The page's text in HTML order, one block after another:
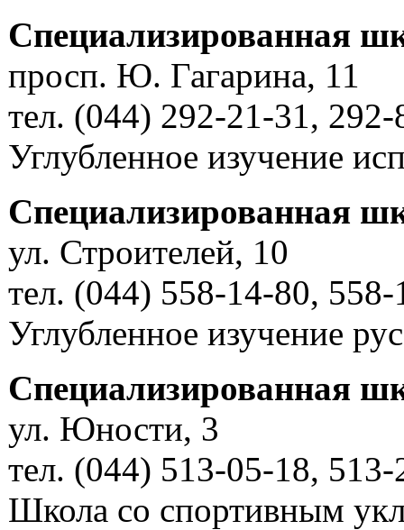
Специализированная
просп. Ю. Гагарина, 11
тел. (044) 292-21-31, 292-
Углубленное изучение
Специализированная
ул. Строителей, 10
тел. (044) 558-14-80, 558-
Углубленное изучение
Специализированная
ул. Юности, 3
тел. (044) 513-05-18, 513-
Школа со спортивным